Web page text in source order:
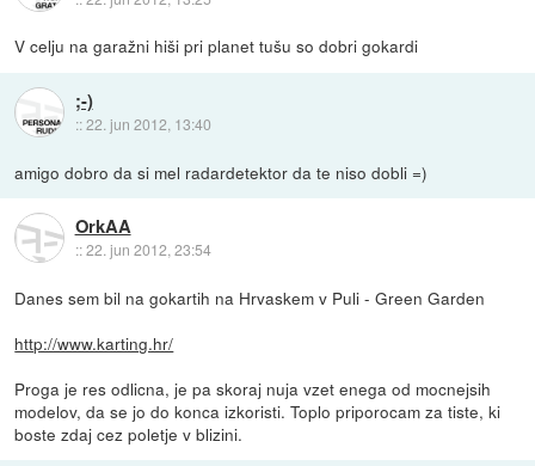
V celju na garažni hiši pri planet tušu so dobri gokardi
;-)
::22. jun 2012, 13:40
amigo dobro da si mel radardetektor da te niso dobli =)
OrkAA
::22. jun 2012, 23:54
Danes sem bil na gokartih na Hrvaskem v Puli - Green Garden
http://www.karting.hr/
Proga je res odlicna, je pa skoraj nuja vzet enega od mocnejsih
modelov, da se jo do konca izkoristi. Toplo priporocam za tiste, ki
boste zdaj cez poletje v blizini.